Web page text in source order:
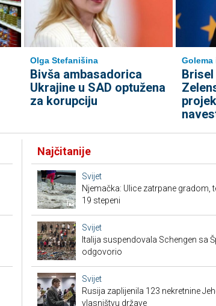
Olga Stefanišina
Bivša ambasadorica
Ukrajine u SAD optužena
za korupciju
Golema
Najčitanije
Svijet
Njemačka: Ulice zatrpane gradom,
19 stepeni
Svijet
Italija suspendovala Schengen sa
odgovorio
Svijet
Rusija zaplijenila 123 nekretnine
vlasništvu države